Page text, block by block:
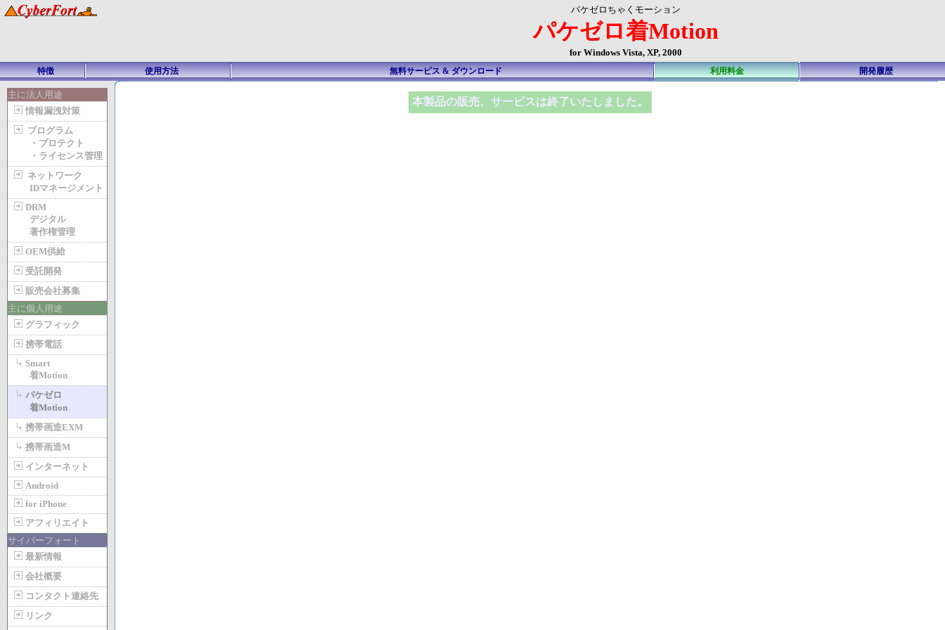
パケゼロちゃくモーション
パケゼロ着Motion
for Windows Vista, XP, 2000
特徴 使用方法 無料サービス & ダウンロード 利用料金 開発履歴
主に法人用途
情報漏洩対策
プログラム
・プロテクト
・ライセンス管理
ネットワーク
IDマネージメント
DRM
デジタル
著作権管理
OEM供給
受託開発
販売会社募集
主に個人用途
グラフィック
携帯電話
Smart
着Motion
パケゼロ
着Motion
携帯画造EXM
携帯画造M
インターネット
Android
for iPhone
アフィリエイト
サイバーフォート
最新情報
会社概要
コンタクト連絡先
リンク
本製品の販売、サービスは終了いたしました。